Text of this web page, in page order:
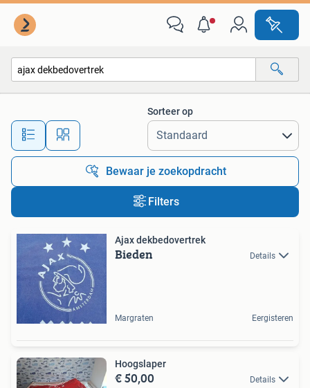
Alle afstanden…
Sorteer op
Bewaar je zoekopdracht
Filters
Ajax dekbedovertrek
Bieden Details
Margraten Eergisteren
Hoogslaper
€ 50,00 Details